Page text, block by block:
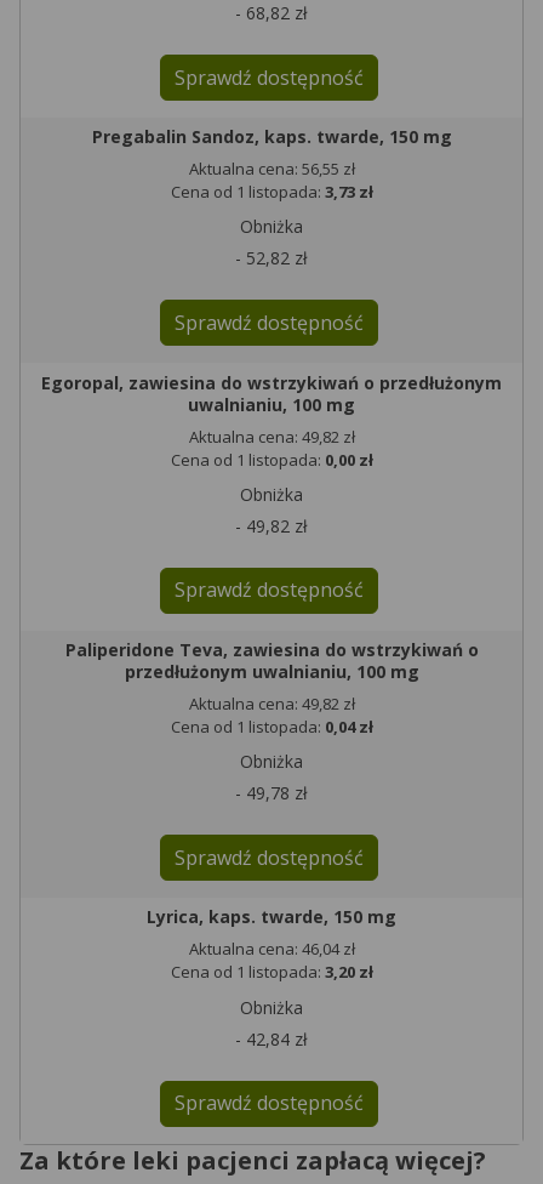
- 68,82 zł
Sprawdź dostępność
Pregabalin Sandoz, kaps. twarde, 150 mg
Aktualna cena: 56,55 zł
Cena od 1 listopada: 3,73 zł
Obniżka
- 52,82 zł
Sprawdź dostępność
Egoropal, zawiesina do wstrzykiwań o przedłużonym
uwalnianiu, 100 mg
Aktualna cena: 49,82 zł
Cena od 1 listopada: 0,00 zł
Obniżka
- 49,82 zł
Sprawdź dostępność
Paliperidone Teva, zawiesina do wstrzykiwań o
przedłużonym uwalnianiu, 100 mg
Aktualna cena: 49,82 zł
Cena od 1 listopada: 0,04 zł
Obniżka
- 49,78 zł
Sprawdź dostępność
Lyrica, kaps. twarde, 150 mg
Aktualna cena: 46,04 zł
Cena od 1 listopada: 3,20 zł
Obniżka
- 42,84 zł
Sprawdź dostępność
Za które leki pacjenci zapłacą więcej?